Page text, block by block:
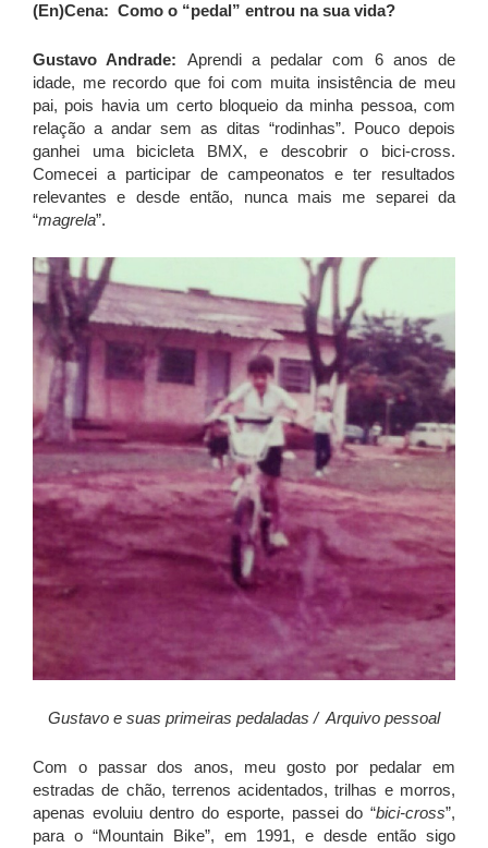
(En)Cena: Como o “pedal” entrou na sua vida?
Gustavo Andrade: Aprendi a pedalar com 6 anos de
idade, me recordo que foi com muita insistência de meu
pai, pois havia um certo bloqueio da minha pessoa, com
relação a andar sem as ditas “rodinhas”. Pouco depois
ganhei uma bicicleta BMX, e descobrir o bici-cross.
Comecei a participar de campeonatos e ter resultados
relevantes e desde então, nunca mais me separei da
“magrela”.
Gustavo e suas primeiras pedaladas / Arquivo pessoal
Com o passar dos anos, meu gosto por pedalar em
estradas de chão, terrenos acidentados, trilhas e morros,
apenas evoluiu dentro do esporte, passei do “bici-cross”,
para o “Mountain Bike”, em 1991, e desde então sigo